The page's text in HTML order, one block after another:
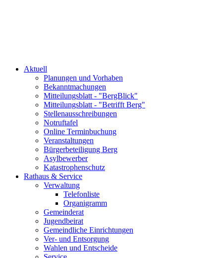
Aktuell
Planungen und Vorhaben
Bekanntmachungen
Mitteilungsblatt - "BergBlick"
Mitteilungsblatt - "Betrifft Berg"
Stellenausschreibungen
Notruftafel
Online Terminbuchung
Veranstaltungen
Bürgerbeteiligung Berg
Asylbewerber
Katastrophenschutz
Rathaus & Service
Verwaltung
Telefonliste
Organigramm
Gemeinderat
Jugendbeirat
Gemeindliche Einrichtungen
Ver- und Entsorgung
Wahlen und Entscheide